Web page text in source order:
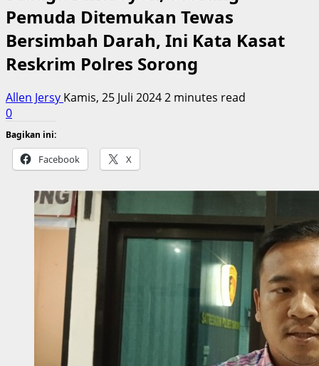
Pemuda Ditemukan Tewas
Bersimbah Darah, Ini Kata Kasat
Reskrim Polres Sorong
Allen Jersy Kamis, 25 Juli 20242 minutes read
0
Bagikan ini:
Facebook X